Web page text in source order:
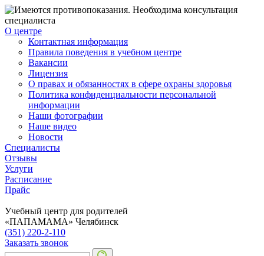
О центре
Контактная информация
Правила поведения в учебном центре
Вакансии
Лицензия
О правах и обязанностях в сфере охраны здоровья
Политика конфиденциальности персональной
информации
Наши фотографии
Наше видео
Новости
Специалисты
Отзывы
Услуги
Расписание
Прайс
Учебный центр для родителей
«ПАПАМАМА» Челябинск
(351) 220-2-110
Заказать звонок